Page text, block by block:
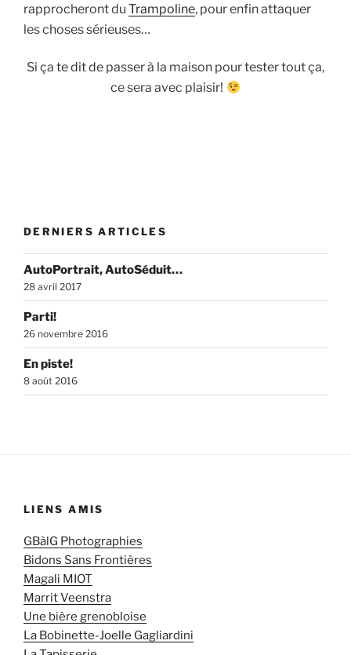
rapprocheront du Trampoline, pour enfin attaquer
les choses sérieuses…
Si ça te dit de passer à la maison pour tester tout ça,
ce sera avec plaisir!
DERNIERS ARTICLES
AutoPortrait, AutoSéduit…
28 avril 2017
Parti!
26 novembre 2016
En piste!
8 août 2016
LIENS AMIS
GBàlG Photographies
Bidons Sans Frontières
Magali MIOT
Marrit Veenstra
Une bière grenobloise
La Bobinette-Joelle Gagliardini